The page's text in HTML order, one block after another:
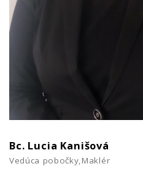
Bc. Lucia Kanišová
Vedúca pobočky,Maklér